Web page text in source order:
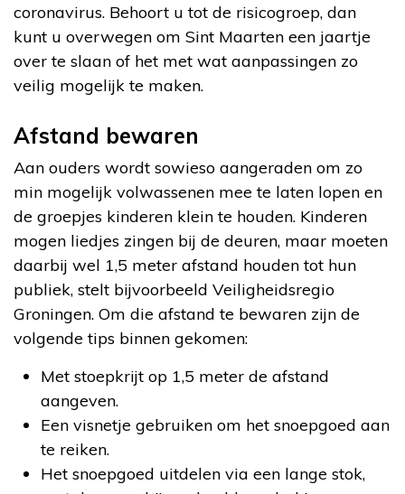
coronavirus. Behoort u tot de risicogroep, dan
kunt u overwegen om Sint Maarten een jaartje
over te slaan of het met wat aanpassingen zo
veilig mogelijk te maken.
Afstand bewaren
Aan ouders wordt sowieso aangeraden om zo
min mogelijk volwassenen mee te laten lopen en
de groepjes kinderen klein te houden. Kinderen
mogen liedjes zingen bij de deuren, maar moeten
daarbij wel 1,5 meter afstand houden tot hun
publiek, stelt bijvoorbeeld Veiligheidsregio
Groningen. Om die afstand te bewaren zijn de
volgende tips binnen gekomen:
Met stoepkrijt op 1,5 meter de afstand
aangeven.
Een visnetje gebruiken om het snoepgoed aan
te reiken.
Het snoepgoed uitdelen via een lange stok,